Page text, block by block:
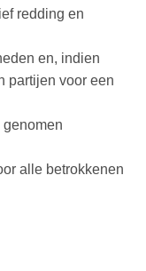
redding en
en, indien
partijen voor een
alle betrokkenen